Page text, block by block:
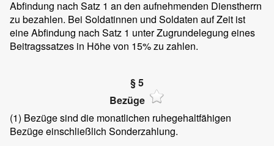
Abfindung nach Satz 1 an den aufnehmenden Dienstherrn
zu bezahlen. Bei Soldatinnen und Soldaten auf Zeit ist
eine Abfindung nach Satz 1 unter Zugrundelegung eines
Beitragssatzes in Höhe von 15% zu zahlen.
§ 5
Bezüge
(1) Bezüge sind die monatlichen ruhegehaltfähigen
Bezüge einschließlich Sonderzahlung.